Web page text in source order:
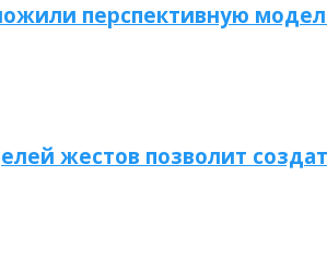
перспективную
жестов позволит